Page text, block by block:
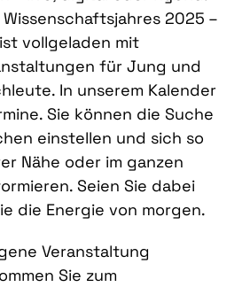
2025 –
vollgeladen mit
für Jung und
In unserem Kalender
Sie können die Suche
einstellen und sich so
Nähe oder im ganzen
Seien Sie dabei
die Energie von morgen.
Veranstaltung
Sie zum